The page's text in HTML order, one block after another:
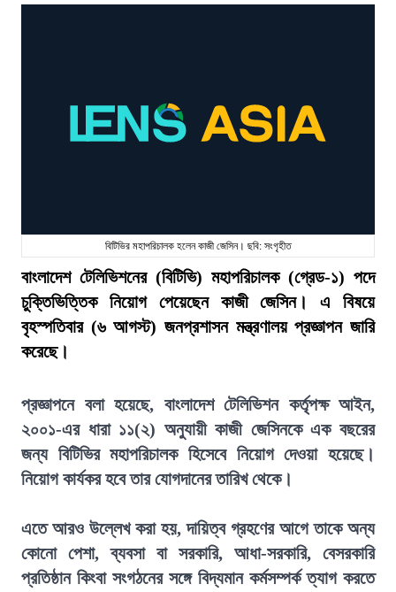
বিটিভির মহাপরিচালক হলেন কাজী জেসিন। ছবি: সংগৃহীত
বাংলাদেশ টেলিভিশনের (বিটিভি) মহাপরিচালক (গ্রেড-১) পদে
চুক্তিভিত্তিক নিয়োগ পেয়েছেন কাজী জেসিন। এ বিষয়ে
বৃহস্পতিবার (৬ আগস্ট) জনপ্রশাসন মন্ত্রণালয় প্রজ্ঞাপন জারি
করেছে।
প্রজ্ঞাপনে বলা হয়েছে, বাংলাদেশ টেলিভিশন কর্তৃপক্ষ আইন,
২০০১-এর ধারা ১১(২) অনুযায়ী কাজী জেসিনকে এক বছরের
জন্য বিটিভির মহাপরিচালক হিসেবে নিয়োগ দেওয়া হয়েছে।
নিয়োগ কার্যকর হবে তার যোগদানের তারিখ থেকে।
এতে আরও উল্লেখ করা হয়, দায়িত্ব গ্রহণের আগে তাকে অন্য
কোনো পেশা, ব্যবসা বা সরকারি, আধা-সরকারি, বেসরকারি
প্রতিষ্ঠান কিংবা সংগঠনের সঙ্গে বিদ্যমান কর্মসম্পর্ক ত্যাগ করতে